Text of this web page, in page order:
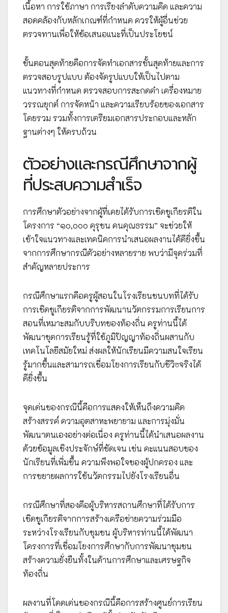
เนื้อหา การใช้ภาษา การเรียงลำดับความคิด และความ
สอดคล้องกับหลักเกณฑ์ที่กำหนด ควรให้ผู้อื่นช่วย
ตรวจทานเพื่อให้ข้อเสนอแนะที่เป็นประโยชน์
ขั้นตอนสุดท้ายคือการจัดทำเอกสารขั้นสุดท้ายและการ
ตรวจสอบรูปแบบ ต้องจัดรูปแบบให้เป็นไปตาม
แนวทางที่กำหนด ตรวจสอบการสะกดคำ เครื่องหมาย
วรรณยุกต์ การจัดหน้า และความเรียบร้อยของเอกสาร
โดยรวม รวมทั้งการเตรียมเอกสารประกอบและหลัก
ฐานต่างๆ ให้ครบถ้วน
ตัวอย่างและกรณีศึกษาจากผู้
ที่ประสบความสำเร็จ
การศึกษาตัวอย่างจากผู้ที่เคยได้รับการเชิดชูเกียรติใน
โครงการ “๑๐,๐๐๐ คุรุชน คนคุณธรรม” จะช่วยให้
เข้าใจแนวทางและเทคนิคการนำเสนอผลงานได้ดียิ่งขึ้น
จากการศึกษากรณีตัวอย่างหลายราย พบว่ามีจุดร่วมที่
สำคัญหลายประการ
กรณีศึกษาแรกคือครูผู้สอนในโรงเรียนชนบทที่ได้รับ
การเชิดชูเกียรติจากการพัฒนานวัตกรรมการเรียนการ
สอนที่เหมาะสมกับบริบทของท้องถิ่น ครูท่านนี้ได้
พัฒนาชุดการเรียนรู้ที่ใช้ภูมิปัญญาท้องถิ่นผสานกับ
เทคโนโลยีสมัยใหม่ ส่งผลให้นักเรียนมีความสนใจเรียน
รู้มากขึ้นและสามารถเชื่อมโยงการเรียนกับชีวิতจริงได้
ดียิ่งขึ้น
จุดเด่นของกรณีนี้คือการแสดงให้เห็นถึงความคิด
สร้างสรรค์ ความอุตสาหะพยายาม และการมุ่งมั่น
พัฒนาตนเองอย่างต่อเนื่อง ครูท่านนี้ได้นำเสนอผลงาน
ด้วยข้อมูลเชิงประจักษ์ที่ชัดเจน เช่น คะแนนสอบของ
นักเรียนที่เพิ่มขึ้น ความพึงพอใจของผู้ปกครอง และ
การขยายผลการใช้นวัตกรรมไปยังโรงเรียนอื่น
กรณีศึกษาที่สองคือผู้บริหารสถานศึกษาที่ได้รับการ
เชิดชูเกียรติจากการสร้างเครือข่ายความร่วมมือ
ระหว่างโรงเรียนกับชุมชน ผู้บริหารท่านนี้ได้พัฒนา
โครงการที่เชื่อมโยงการศึกษากับการพัฒนาชุมชน
สร้างความยั่งยืนทั้งในด้านการศึกษาและเศรษฐกิจ
ท้องถิ่น
ผลงานที่โดดเด่นของกรณีนี้คือการสร้างศูนย์การเรียน